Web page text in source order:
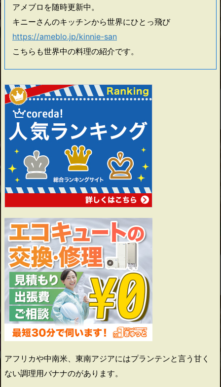
アメブロを随時更新中。
キニーさんのキッチンから世界にひとっ飛び
https://ameblo.jp/kinnie-san
こちらも世界中の料理の紹介です。
アフリカや中南米、東南アジアにはプランテンと言う甘く
ない調理用バナナのがあります。